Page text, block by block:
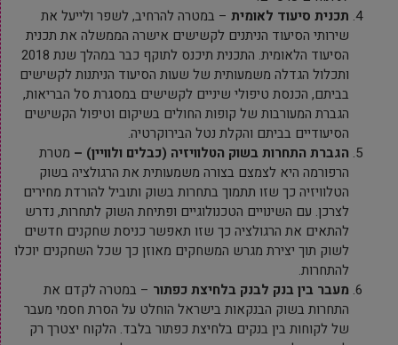
תכנית סיעוד לאומית – במטרה להרחיב, לשפר ולייעל את
שירותי הסיעוד הניתנים לקשישים אישרה הממשלה את תכנית
הסיעוד הלאומית. התכנית תיכנס לתוקף כבר במהלך שנת 2018
ותכלול הגדלה משמעותית של שעות הסיעוד הניתנות לקשישים
בביתם, הכנסת טיפולי שיניים לקשישים במסגרת סל הבריאות,
הגברת המעורבות של קופות החולים בשיקום וטיפול הקשישים
הסיעודיים בביתם והקלת נטל הבירוקרטיה.
הגברת התחרות בשוק הטלוויזיה (כבלים ולוויין) – מטרת
הרפורמה היא לצמצם בצורה משמעותית את הרגולציה בשוק
הטלוויזיה כך שזו תתמוך בתחרות בשוק ותוביל להורדת מחירים
לצרכן. עם השינויים הטכנולוגיים ופתיחת השוק לתחרות, נדרש
להתאים את הרגולציה כך שזו תאפשר כניסת שחקנים חדשים
לשוק תוך יצירת מגרש המשחקים מאוזן כך שכל השחקנים יוכלו
להתחרות.
מעבר בין בנק לבנק בלחיצת כפתור – במטרה לקדם את
התחרות בשוק הבנקאות בישראל הוחלט על הסרת חסמי מעבר
של לקוחות בין בנקים בלחיצת כפתור בלבד. הלקוח יצטרך רק